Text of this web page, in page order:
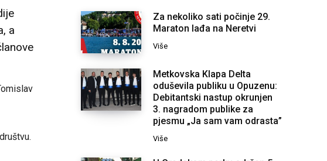
a
Za nekoliko sati počinje 29.
Maraton lađa na Neretvi
Više
Metkovska Klapa Delta
oduševila publiku u Opuzenu:
Debitantski nastup okrunjen
3. nagradom publike za
pjesmu „Ja sam vam odrasta”
Više